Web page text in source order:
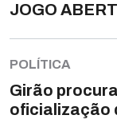
JOGO
POLÍTICA
Girão
oficialização